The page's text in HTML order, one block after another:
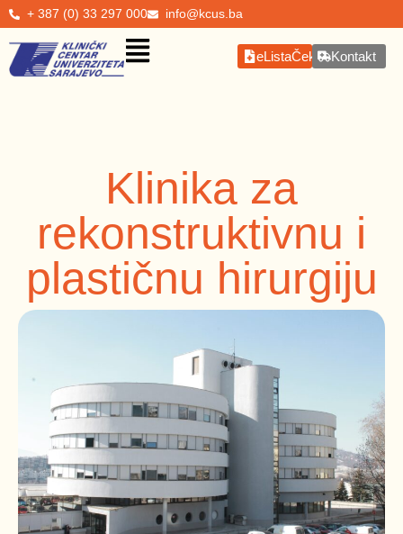
+ 387 (0) 33 297 000 info@kcus.ba
eListaČekanjaKontakt
Klinika za
rekonstruktivnu i
plastičnu hirurgiju